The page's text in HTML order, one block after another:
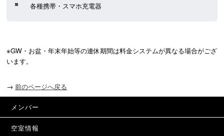
各種携帯・スマホ充電器
※GW・お盆・年末年始等の連休期間は料金システムが異なる場合がござ
います。
→ 前のページへ戻る
メンバー
空室情報